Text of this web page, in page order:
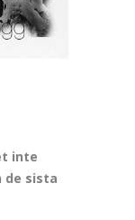
inte
de sista